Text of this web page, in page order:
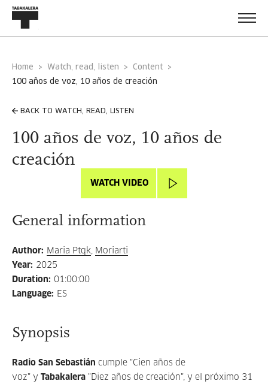
Home Watch, read, listen
Content
100 años de voz, 10 años de creación
BACK TO WATCH, READ, LISTEN
100 años de voz, 10 años de
creación
WATCH VIDEO
General information
Author: Maria Ptqk, Moriarti
Year: 2025
Duration: 01:00:00
Language: ES
Synopsis
Radio San Sebastián cumple "Cien años de
voz" y Tabakalera "Diez años de creación", y el próximo 31